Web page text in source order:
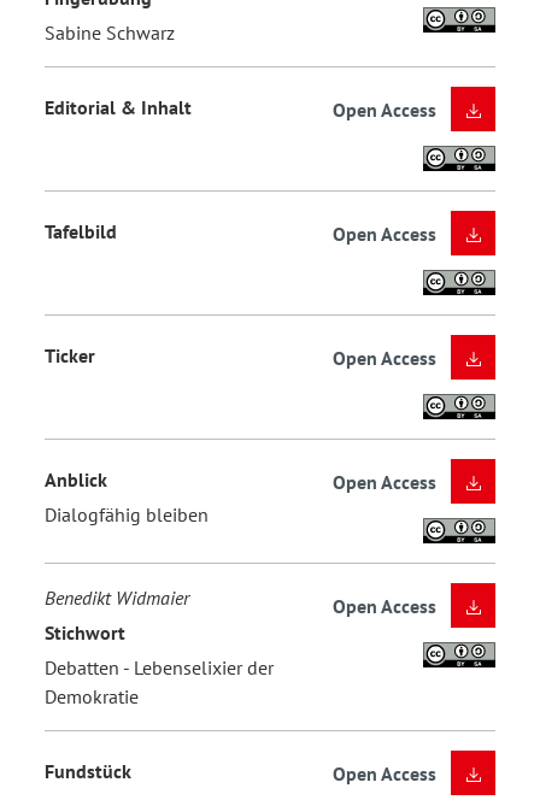
Sabine Schwarz
Editorial & Inhalt Open Access
Tafelbild Open Access
Ticker Open Access
Anblick
Dialogfähig bleiben
Open Access
Benedikt Widmaier
Stichwort
Debatten - Lebenselixier der
Demokratie
Open Access
Fundstück Open Access